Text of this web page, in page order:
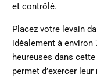
et contrôlé.
Placez votre levain
idéalement à environ
heureuses dans
permet d’exercer